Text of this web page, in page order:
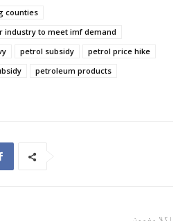
counties
industry to meet imf demand
petrol price hike
petrol subsidy
petroleum products
اگلا مضمون